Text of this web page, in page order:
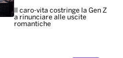
Il caro-vita costringe la Gen Z
a rinunciare alle uscite
romantiche